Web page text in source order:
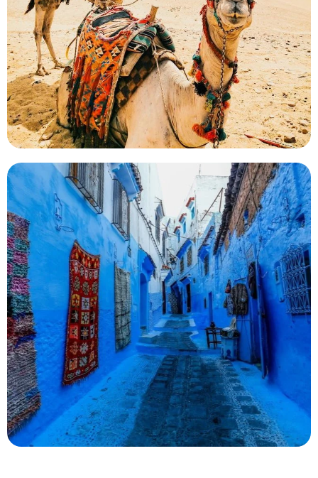
Desert Tour From Marrakech Itinerario para disfrutar de
los impresionantes paisajes del sur de Marruecos, con sus
montañas del Atlas, gargantas, valle
5 días de Marrakech a Tánger por el
desierto
Para quienes lleguen a Marrakech y partan de Tánger, una
excursión de 5 días de Marrakech a Tánger por el
desierto, pasando por Chefchaouen, es la mejor opción.